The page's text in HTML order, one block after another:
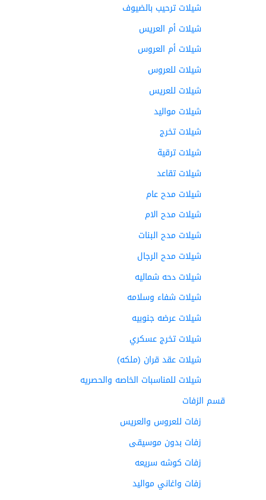
شيلات ترحيب بالضيوف
شيلات أم العريس
شيلات أم العروس
شيلات للعروس
شيلات للعريس
شيلات مواليد
شيلات تخرج
شيلات ترقية
شيلات تقاعد
شيلات مدح عام
شيلات مدح الام
شيلات مدح البنات
شيلات مدح الرجال
شيلات دحه شماليه
شيلات شفاء وسلامه
شيلات عرضه جنوبيه
شيلات تخرج عسكري
شيلات عقد قران (ملكه)
شيلات للمناسبات الخاصه والحصريه
قسم الزفات
زفات للعروس والعريس
زفات بدون موسيقى
زفات كوشه سريعه
زفات واغاني مواليد